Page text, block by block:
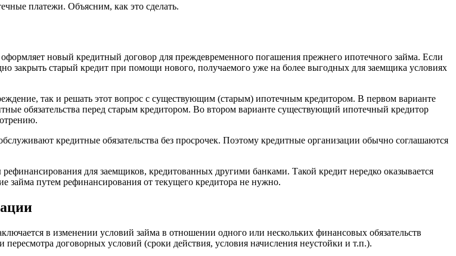
платежи. Объясним, как это сделать.
новый кредитный договор для преждевременного погашения прежнего ипотечного займа. Если
закрыть старый кредит при помощи нового, получаемого уже на более выгодных для заемщика условиях
так и решать этот вопрос с существующим (старым) ипотечным кредитором. В первом варианте
обязательства перед старым кредитором. Во втором варианте существующий ипотечный кредитор
кредитные обязательства без просрочек. Поэтому кредитные организации обычно соглашаются
для заемщиков, кредитованных другими банками. Такой кредит нередко оказывается
займа путем рефинансирования от текущего кредитора не нужно.
в изменении условий займа в отношении одного или нескольких финансовых обязательств
договорных условий (сроки действия, условия начисления неустойки и т.п.).